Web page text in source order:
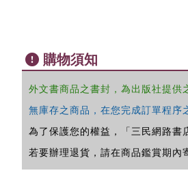
購物須知
外文書商品之書封，為出版社提供
無庫存之商品，在您完成訂單程序
為了保護您的權益，「三民網路書
若要辦理退貨，請在商品鑑賞期內